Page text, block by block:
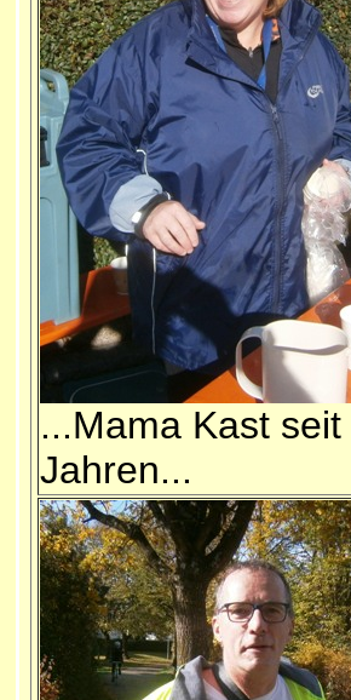
...Mama Kast seit
Jahren...